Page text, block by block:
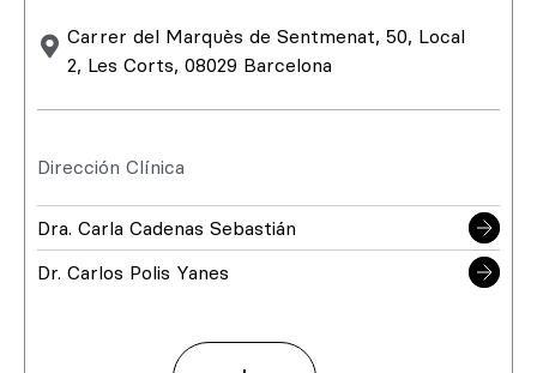
Carrer del Marquès de Sentmenat, 50, Local
2, Les Corts, 08029 Barcelona
Dirección Clínica
Dra. Carla Cadenas Sebastián
Dr. Carlos Polis Yanes